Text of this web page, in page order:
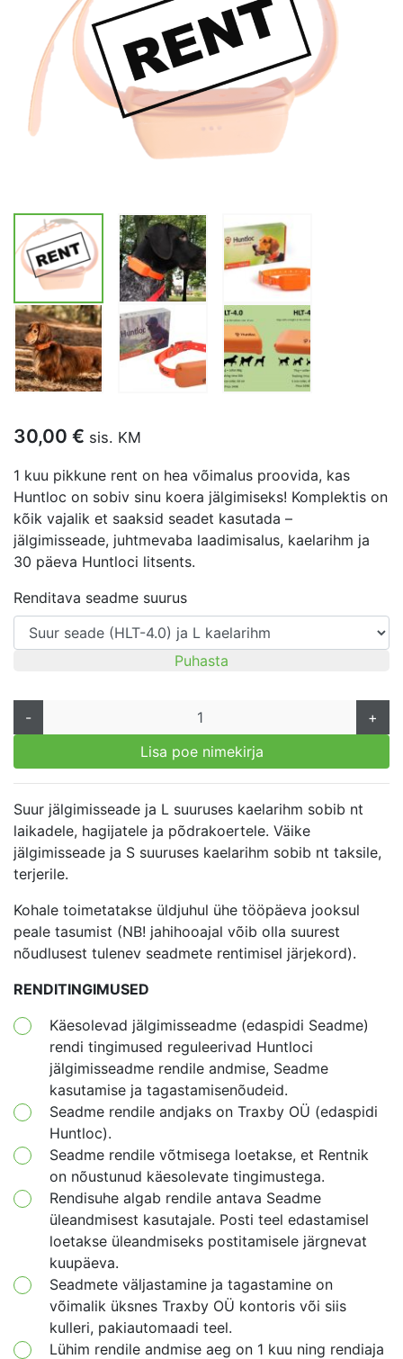
30,00 € sis. KM
1 kuu pikkune rent on hea võimalus proovida, kas
Huntloc on sobiv sinu koera jälgimiseks! Komplektis on
kõik vajalik et saaksid seadet kasutada –
jälgimisseade, juhtmevaba laadimisalus, kaelarihm ja
30 päeva Huntloci litsents.
Renditava seadme suurus
Puhasta
-
+
Lisa poe nimekirja
Suur jälgimisseade ja L suuruses kaelarihm sobib nt
laikadele, hagijatele ja põdrakoertele. Väike
jälgimisseade ja S suuruses kaelarihm sobib nt taksile,
terjerile.
Kohale toimetatakse üldjuhul ühe tööpäeva jooksul
peale tasumist (NB! jahihooajal võib olla suurest
nõudlusest tulenev seadmete rentimisel järjekord).
RENDITINGIMUSED
Käesolevad jälgimisseadme (edaspidi Seadme)
rendi tingimused reguleerivad Huntloci
jälgimisseadme rendile andmise, Seadme
kasutamise ja tagastamisenõudeid.
Seadme rendile andjaks on Traxby OÜ (edaspidi
Huntloc).
Seadme rendile võtmisega loetakse, et Rentnik
on nõustunud käesolevate tingimustega.
Rendisuhe algab rendile antava Seadme
üleandmisest kasutajale. Posti teel edastamisel
loetakse üleandmiseks postitamisele järgnevat
kuupäeva.
Seadmete väljastamine ja tagastamine on
võimalik üksnes Traxby OÜ kontoris või siis
kulleri, pakiautomaadi teel.
Lühim rendile andmise aeg on 1 kuu ning rendiaja